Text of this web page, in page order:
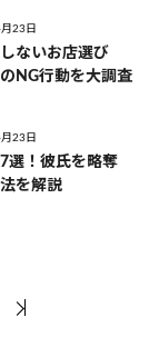
23日
ないお店選び
NG行動を大調査
23日
選！彼氏を略奪
を解説